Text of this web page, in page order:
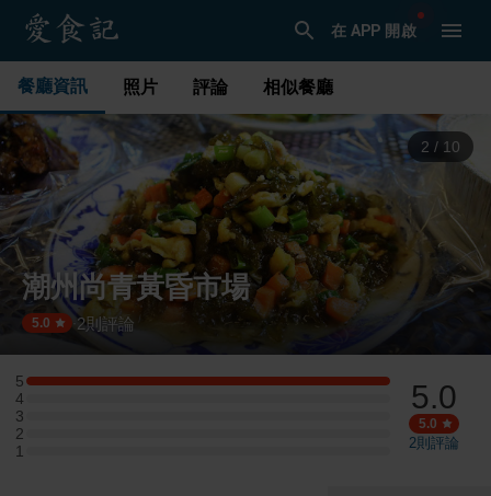
在 APP 開啟
餐廳資訊 照片 評論 相似餐廳
3 / 10
潮州尚青黃昏市場
5.0 2則評論
5
5 星：1 則評論
4
4 星：0 則評論
3
3 星：0 則評論
2
2 星：0 則評論
1
1 星：0 則評論
5.0
5.0
2則評論